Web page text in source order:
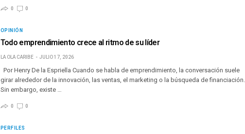
0 0
OPINIÓN
Todo emprendimiento crece al ritmo de su líder
LA OLA CARIBE JULIO 17, 2026
Por Henry De la Espriella Cuando se habla de emprendimiento, la conversación suele
girar alrededor de la innovación, las ventas, el marketing o la búsqueda de financiación.
Sin embargo, existe …
0 0
PERFILES